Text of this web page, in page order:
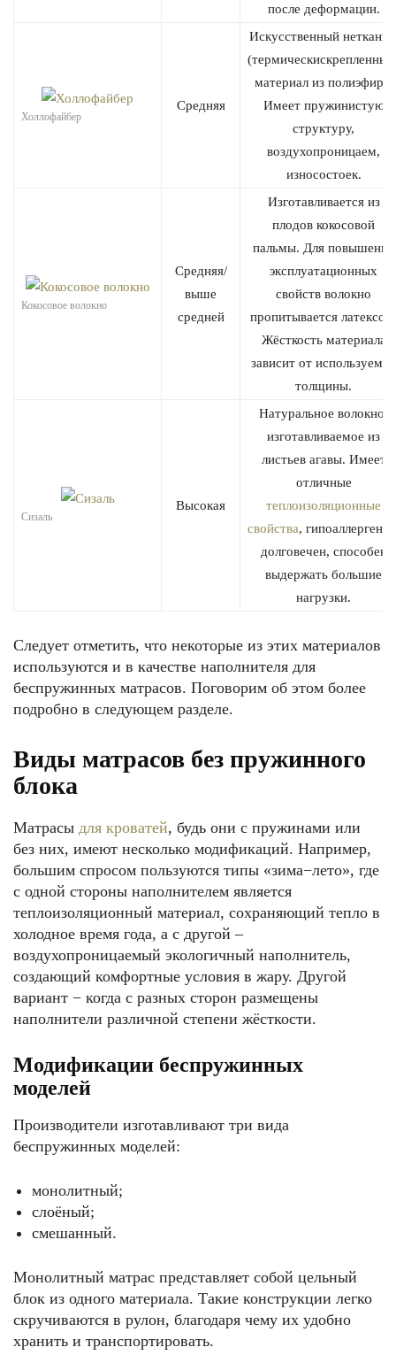
после деформации.
Холлофайбер
Средняя
Искусственный
материал из полиэфира.
Имеет пружинистую
структуру,
воздухопроницаем,
износостоек.
Кокосовое волокно
Средняя/
выше
средней
Изготавливается из
плодов кокосовой
пальмы. Для повышения
эксплуатационных
свойств волокно
пропитывается
Жёсткость материала
зависит от используемой
толщины.
Сизаль
Высокая
Натуральное волокно,
изготавливаемое из
листьев агавы. Имеет
отличные
теплоизоляционные
свойства,
долговечен, способен
выдержать большие
нагрузки.
Следует отметить, что некоторые из этих материалов
используются и в качестве наполнителя для
беспружинных матрасов. Поговорим об этом более
подробно в следующем разделе.
Виды матрасов без пружинного
блока
Матрасы для кроватей, будь они с пружинами или
без них, имеют несколько модификаций. Например,
большим спросом пользуются типы «зима−лето», где
с одной стороны наполнителем является
теплоизоляционный материал, сохраняющий тепло в
холодное время года, а с другой –
воздухопроницаемый экологичный наполнитель,
создающий комфортные условия в жару. Другой
вариант − когда с разных сторон размещены
наполнители различной степени жёсткости.
Модификации беспружинных
моделей
Производители изготавливают три вида
беспружинных моделей:
монолитный;
слоёный;
смешанный.
Монолитный матрас представляет собой цельный
блок из одного материала. Такие конструкции легко
скручиваются в рулон, благодаря чему их удобно
хранить и транспортировать.